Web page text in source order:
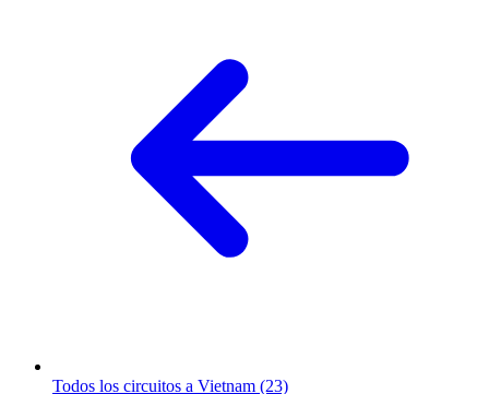
Todos los circuitos a Vietnam (23)